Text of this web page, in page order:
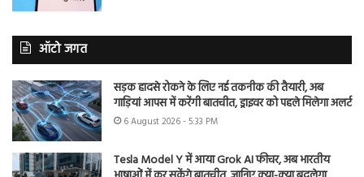
ऑटो जगत
सड़क हादसे रोकने के लिए नई तकनीक की तैयारी, अब
गाड़ियां आपस में करेंगी बातचीत, ड्राइवर को पहले मिलेगा अलर्ट
6 August 2026 - 5:33 PM
Tesla Model Y में आया Grok AI फीचर, अब भारतीय